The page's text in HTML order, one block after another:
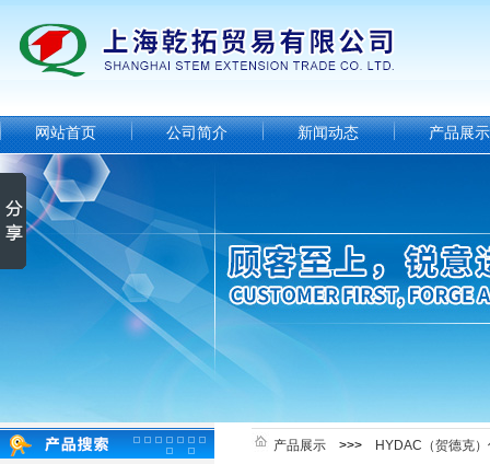
网站首页 公司简介 新闻动态 产品展示
产品展示 >>> HYDAC（贺德克